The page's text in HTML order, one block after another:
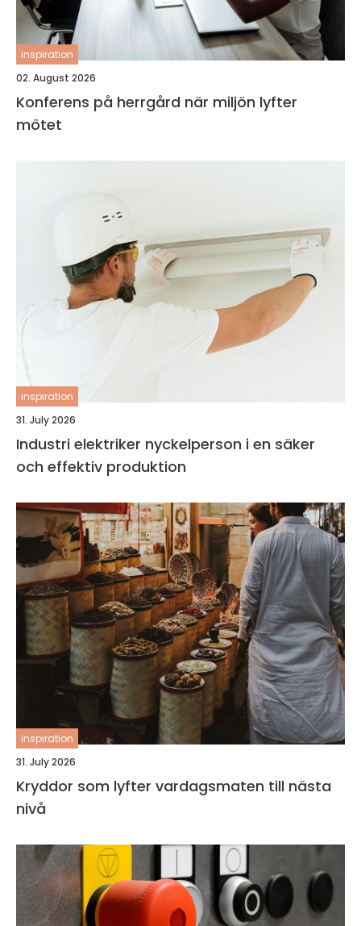
inspiration
02. August 2026
Konferens på herrgård när miljön lyfter
mötet
inspiration
31. July 2026
Industri elektriker nyckelperson i en säker
och effektiv produktion
inspiration
31. July 2026
Kryddor som lyfter vardagsmaten till nästa
nivå